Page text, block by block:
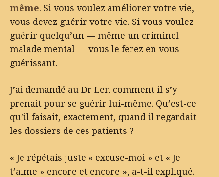
même. Si vous voulez améliorer votre vie,
vous devez guérir votre vie. Si vous voulez
guérir quelqu’un — même un criminel
malade mental — vous le ferez en vous
guérissant.
J’ai demandé au Dr Len comment il s’y
prenait pour se guérir lui-même. Qu’est-ce
qu’il faisait, exactement, quand il regardait
les dossiers de ces patients ?
« Je répétais juste « excuse-moi » et « Je
t’aime » encore et encore », a-t-il expliqué.